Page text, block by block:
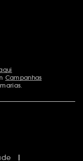
Campanhas